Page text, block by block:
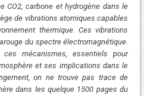
CO2, carbone et hydrogène dans le
de vibrations atomiques capables
thermique. Ces vibrations
du spectre électromagnétique.
mécanismes, essentiels pour
et ses implications dans le
on ne trouve pas trace de
dans les quelque 1500 pages du